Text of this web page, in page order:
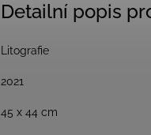
Detailní popis
Litografie
2021
45 x 44 cm